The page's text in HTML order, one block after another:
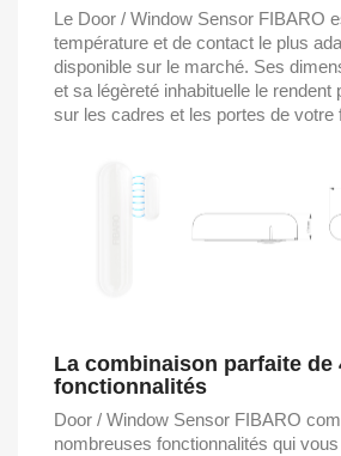
Le Door / Window Sensor FIBARO
température et de contact le plus
disponible sur le marché. Ses
et sa légèreté inhabituelle le rendent
sur les cadres et les portes de votre
La combinaison parfaite de
fonctionnalités
Door / Window Sensor FIBARO
nombreuses fonctionnalités qui